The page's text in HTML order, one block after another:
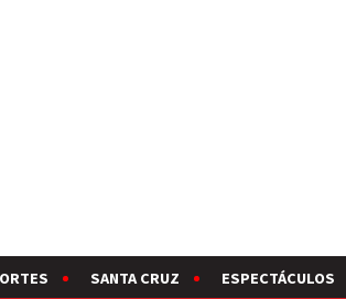
SANTA CRUZ ESPECTÁCULOS